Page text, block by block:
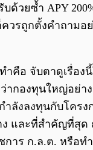
ด้วยซ้ำ APY
วรถูกตั้งคำถามอ
คือ จับตาดูเรื่อง
ากองทุนใหญ่อย่าง
ำลังลงทุนกับโครง
ง และที่สำคัญที่สุ
การ ก.ล.ต. หรือท